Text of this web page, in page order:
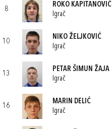
8
ROKO KAPITANOVIĆ
Igrač
10
NIKO ŽELJKOVIĆ
Igrač
13
PETAR ŠIMUN ŽAJA
Igrač
16
MARIN DELIĆ
Igrač